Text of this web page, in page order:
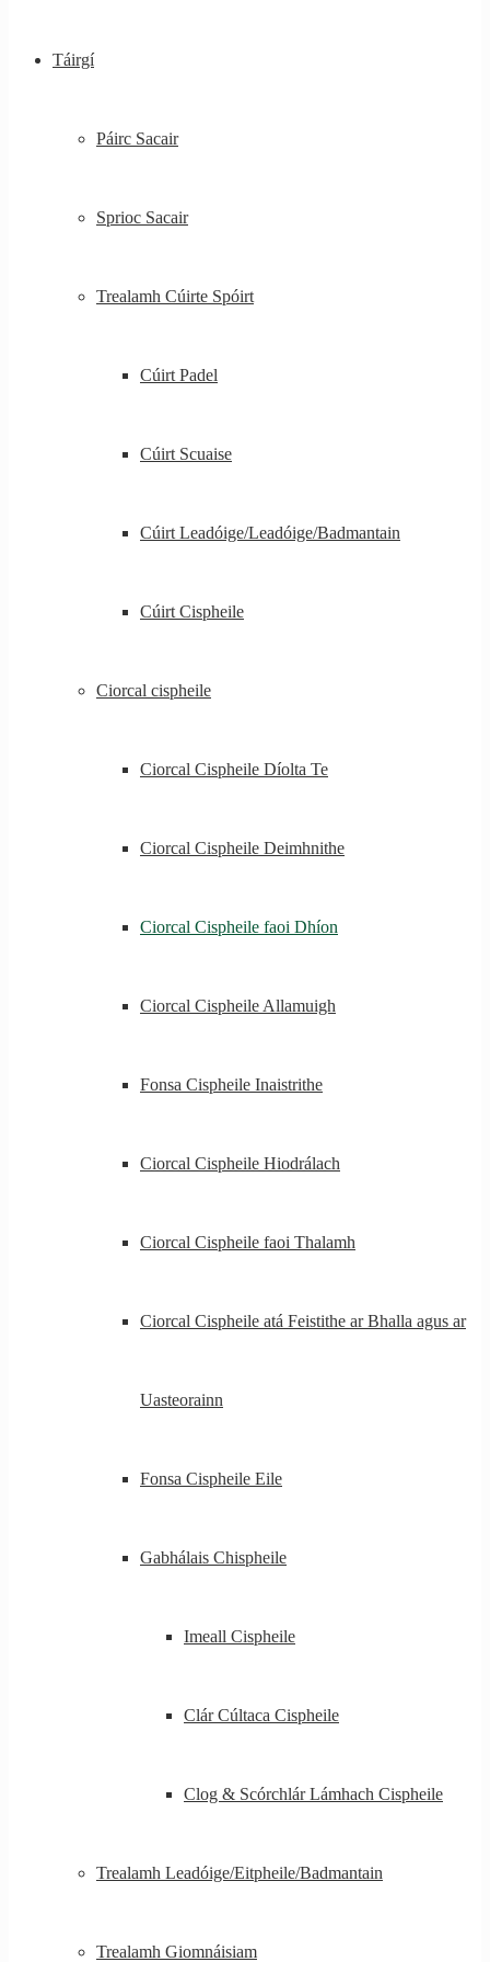
Táirgí
Páirc Sacair
Sprioc Sacair
Trealamh Cúirte Spóirt
Cúirt Padel
Cúirt Scuaise
Cúirt Leadóige/Leadóige/Badmantain
Cúirt Cispheile
Ciorcal cispheile
Ciorcal Cispheile Díolta Te
Ciorcal Cispheile Deimhnithe
Ciorcal Cispheile faoi Dhíon
Ciorcal Cispheile Allamuigh
Fonsa Cispheile Inaistrithe
Ciorcal Cispheile Hiodrálach
Ciorcal Cispheile faoi Thalamh
Ciorcal Cispheile atá Feistithe ar Bhalla agus ar
Uasteorainn
Fonsa Cispheile Eile
Gabhálais Chispheile
Imeall Cispheile
Clár Cúltaca Cispheile
Clog & Scórchlár Lámhach Cispheile
Trealamh Leadóige/Eitpheile/Badmantain
Trealamh Giomnáisiam